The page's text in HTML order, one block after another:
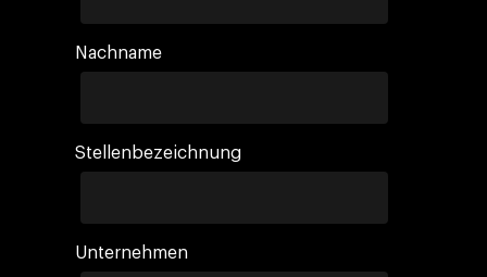
Nachname
Stellenbezeichnung
Unternehmen
Karriere
ad-machina
Blogs
Kontakt